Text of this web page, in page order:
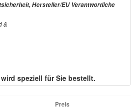
Hersteller/EU Verantwortliche
&
speziell für Sie bestellt.
Preis